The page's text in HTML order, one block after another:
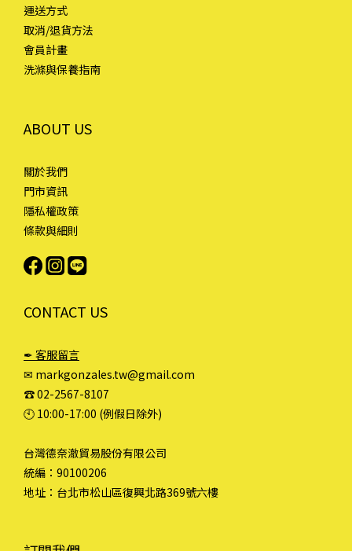
運送方式
取消/退貨方法
會員計畫
洗滌與保養指南
ABOUT US
關於我們
門市資訊
隱私權政策
條款與細則
CONTACT US
✒ 客服留言
✉ markgonzales.tw@gmail.com
☎︎ 02-2567-8107
🕙︎ 10:00-17:00 (例假日除外)
台灣德奈澈貿易股份有限公司
統編：90100206
地址：台北市松山區復興北路369號六樓